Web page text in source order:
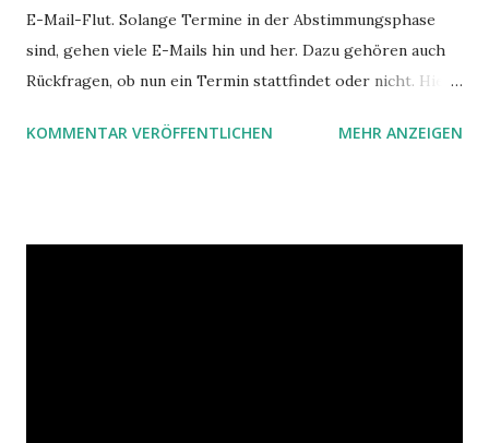
E-Mail-Flut. Solange Termine in der Abstimmungsphase
sind, gehen viele E-Mails hin und her. Dazu gehören auch
Rückfragen, ob nun ein Termin stattfindet oder nicht. Hier
Hilfe von Outlook.
KOMMENTAR VERÖFFENTLICHEN MEHR ANZEIGEN